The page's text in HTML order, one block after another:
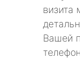
визита
Вашей